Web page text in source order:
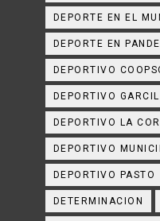
DEPORTE EN EL
DEPORTE EN
DEPORTIVO
DEPORTIVO
DEPORTIVO LA
DEPORTIVO
DEPORTIVO PASTO
DETERMINACION